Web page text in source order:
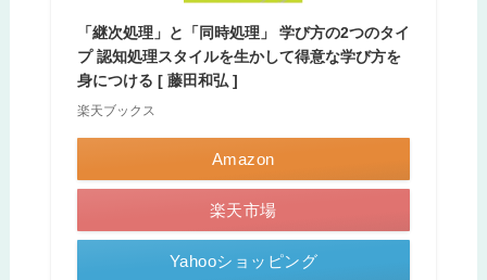
「継次処理」と「同時処理」 学び方の2つのタイ
プ 認知処理スタイルを生かして得意な学び方を
身につける [ 藤田和弘 ]
楽天ブックス
Amazon
楽天市場
Yahooショッピング